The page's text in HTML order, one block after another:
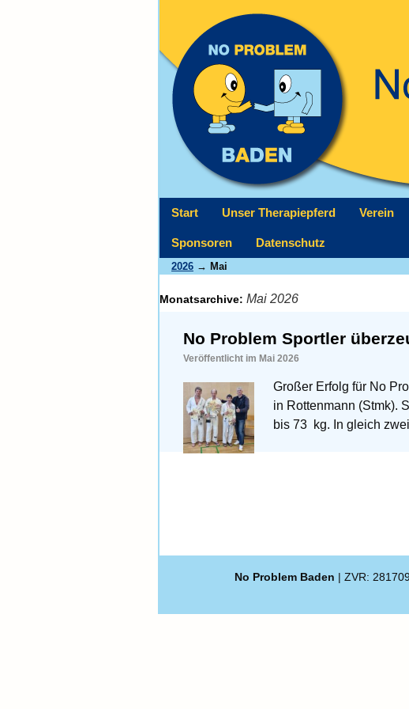
Start Unser Therapiepferd Verein
Sponsoren Datenschutz
2026 → Mai
Monatsarchive: Mai 2026
No Problem Sportler
Veröffentlicht im Mai 2026
Großer Erfolg für No
in Rottenmann (Stmk).
bis 73 kg. In gleich
No Problem Baden | ZVR: